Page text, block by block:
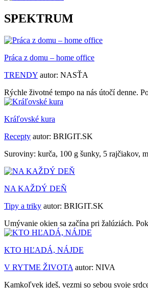
SPEKTRUM
Práca z domu – home office
TRENDY autor: NASŤA
Rýchle životné tempo na nás útočí denne.
Kráľovské kura
Recepty autor: BRIGIT.SK
Suroviny: kurča, 100 g šunky, 5 rajčiakov,
NA KAŽDÝ DEŇ
Tipy a triky autor: BRIGIT.SK
Umývanie okien sa začína pri žalúziách.
KTO HĽADÁ, NÁJDE
V RYTME ŽIVOTA autor: NIVA
Kamkoľvek ideš, vezmi so sebou svoje